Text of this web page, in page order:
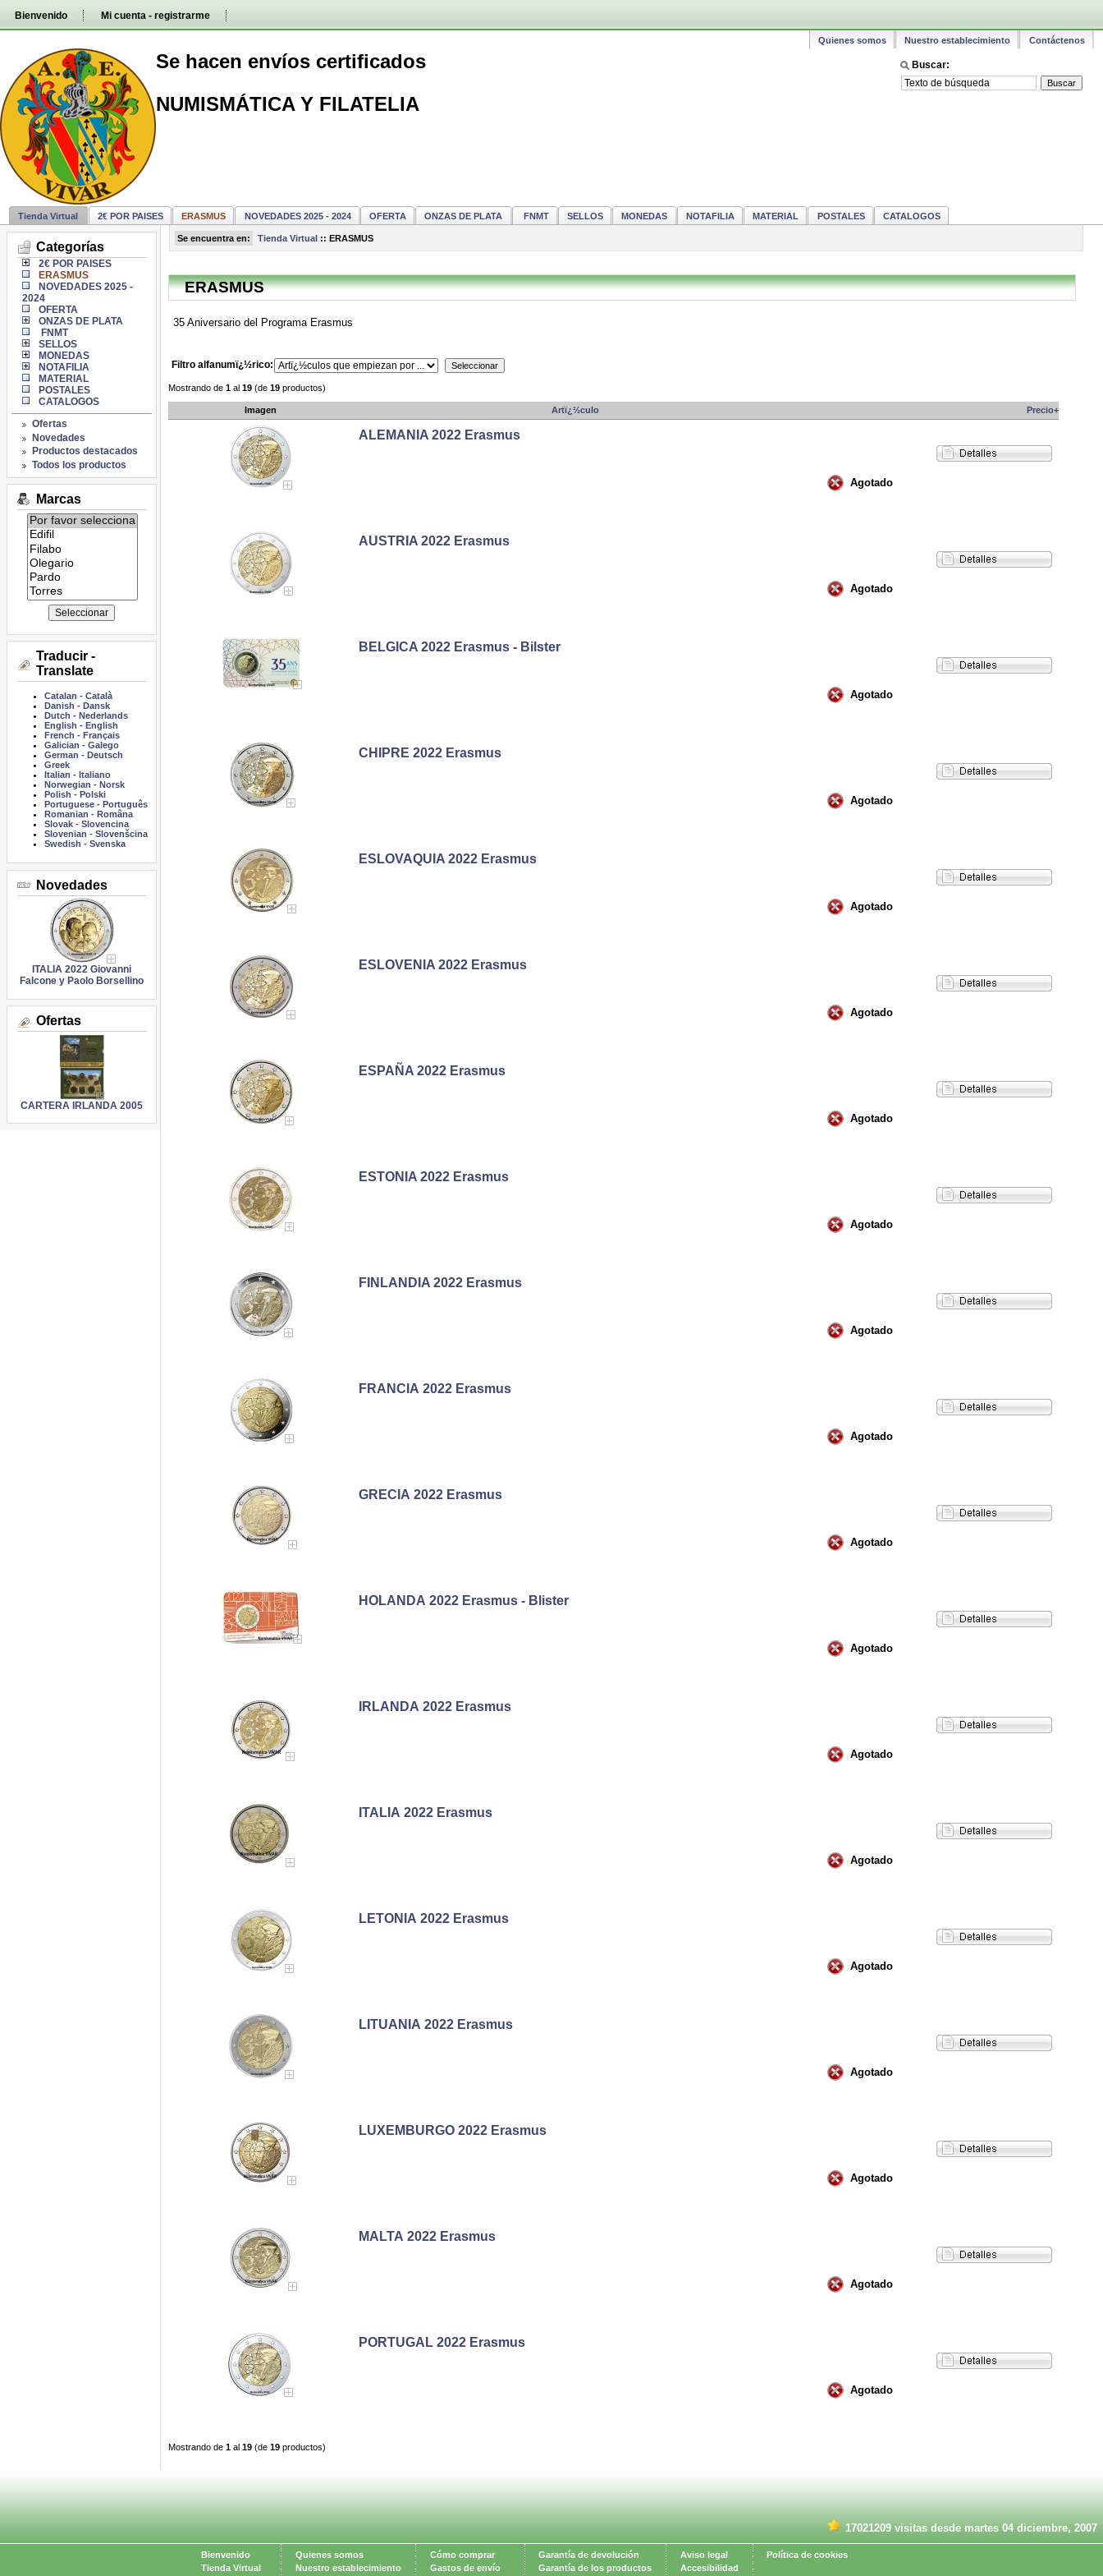
directamente
Bienvenido Mi cuenta - registrarme
Quienes somos Nuestro establecimiento Contáctenos
Buscar:
Se hacen envíos certificados
NUMISMÁTICA Y FILATELIA
Tienda Virtual 2€ POR PAISES ERASMUS NOVEDADES 2025 - 2024 OFERTA ONZAS DE PLATA FNMT SELLOS MONEDAS NOTAFILIA MATERIAL POSTALES CATALOGOS
Categorías
2€ POR PAISES
ERASMUS
NOVEDADES 2025 -
2024
OFERTA
ONZAS DE PLATA
FNMT
SELLOS
MONEDAS
NOTAFILIA
MATERIAL
POSTALES
CATALOGOS
Ofertas
Novedades
Productos destacados
Todos los productos
Marcas
Listado
de
marcas:
Traducir -
Translate
Catalan -Català
Danish - Dansk
Dutch - Nederlands
English - English
French - Français
Galician -Galego
German - Deutsch
Greek
Italian - Italiano
Norwegian - Norsk
Polish - Polski
Portuguese - Português
Romanian - Româna
Slovak -Slovencina
Slovenian -Slovenšcina
Swedish -Svenska
Novedades
ITALIA 2022 Giovanni
Falcone y Paolo Borsellino
Ofertas
CARTERA IRLANDA 2005
Se encuentra en: Tienda Virtual:: ERASMUS
ERASMUS
35 Aniversario del Programa Erasmus
Filtro alfanumï¿½rico:
Mostrando de 1al 19(de 19productos)
Imagen Artï¿½culo Precio+
ALEMANIA 2022 Erasmus
Agotado
AUSTRIA 2022 Erasmus
Agotado
BELGICA 2022 Erasmus - Bilster
Agotado
CHIPRE 2022 Erasmus
Agotado
ESLOVAQUIA 2022 Erasmus
Agotado
ESLOVENIA 2022 Erasmus
Agotado
ESPAÑA 2022 Erasmus
Agotado
ESTONIA 2022 Erasmus
Agotado
FINLANDIA 2022 Erasmus
Agotado
FRANCIA 2022 Erasmus
Agotado
GRECIA 2022 Erasmus
Agotado
HOLANDA 2022 Erasmus - Blister
Agotado
IRLANDA 2022 Erasmus
Agotado
ITALIA 2022 Erasmus
Agotado
LETONIA 2022 Erasmus
Agotado
LITUANIA 2022 Erasmus
Agotado
LUXEMBURGO 2022 Erasmus
Agotado
MALTA 2022 Erasmus
Agotado
PORTUGAL 2022 Erasmus
Agotado
Mostrando de 1al 19(de 19productos)
17021209 visitas desde martes 04 diciembre, 2007
Bienvenido
Tienda Virtual
Quienes somos
Nuestro establecimiento
Cómo comprar
Gastos de envío
Garantía de devolución
Garantía de los productos
Aviso legal
Accesibilidad
Política de cookies